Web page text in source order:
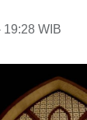
19:28WIB